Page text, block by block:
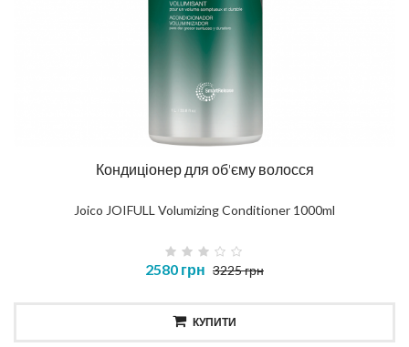
Кондиціонер для об'єму волосся
Joico JOIFULL Volumizing Conditioner 1000ml
2580 грн 3225 грн
КУПИТИ